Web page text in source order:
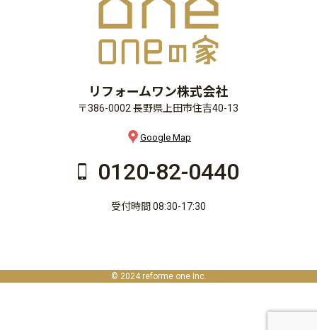
リフォームワン株式会社
〒386-0002 長野県上田市住吉40-13
Google Map
0120-82-0440
受付時間 08:30-17:30
© 2024 reforme one Inc.